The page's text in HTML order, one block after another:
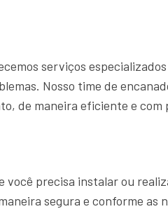
serviços
Nosso time de
de maneira eficiente e com
precisa instalar ou
segura e conforme as